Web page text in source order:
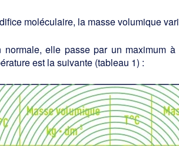
moléculaire, la masse volumique
normale, elle passe par un maximum
est la suivante (tableau 1) :